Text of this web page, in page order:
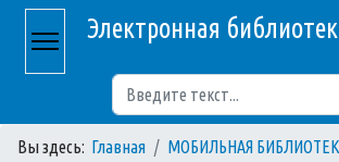
Электронная
Вы здесь: Главная
МОБИЛЬНАЯ